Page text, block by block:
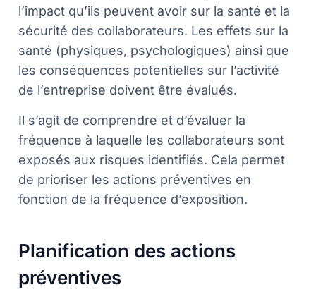
l’impact qu’ils peuvent avoir sur la santé et la
sécurité des collaborateurs. Les effets sur la
santé (physiques, psychologiques) ainsi que
les conséquences potentielles sur l’activité
de l’entreprise doivent être évalués.
Il s’agit de comprendre et d’évaluer la
fréquence à laquelle les collaborateurs sont
exposés aux risques identifiés. Cela permet
de prioriser les actions préventives en
fonction de la fréquence d’exposition.
Planification des actions
préventives